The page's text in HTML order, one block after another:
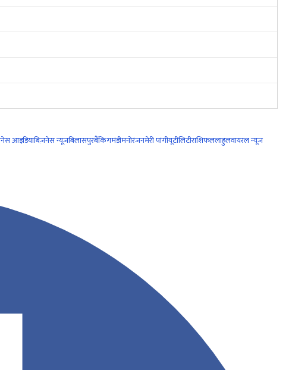
आइडियाबिज़नेस न्यूज़बिलासपुरबैंकिंगमंडीमनोरंजनमेरी पांगीयूटीलिटीराशिफललाहुलवायरल न्यूज़